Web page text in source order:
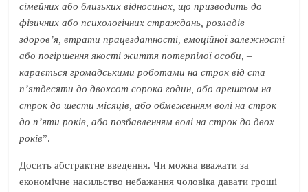
сімейних або близьких відносинах, що призводить до
фізичних або психологічних страждань, розладів
здоров’я, втрати працездатності, емоційної залежності
або погіршення якості життя потерпілої особи, –
карається громадськими роботами на строк від ста
п’ятдесяти до двохсот сорока годин, або арештом на
строк до шести місяців, або обмеженням волі на строк
до п’яти років, або позбавленням волі на строк до двох
років”.
Досить абстрактне введення. Чи можна вважати за
економічне насильство небажання чоловіка давати гроші